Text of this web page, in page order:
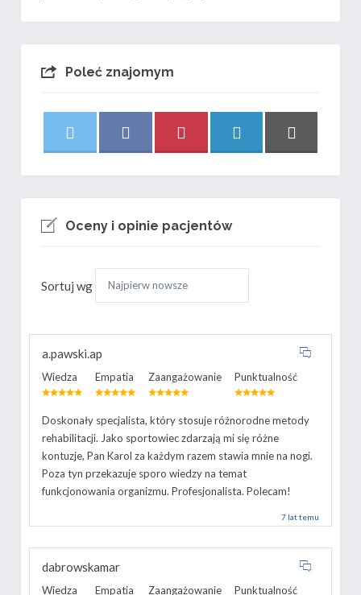
Poleć znajomym
on
(
t
r
a
o
k
i
r
s
i
n
m
Oceny i opinie pacjentów
Sortuj wg
a.pawski.ap
Wiedza Empatia Zaangażowanie Punktualność
Doskonały specjalista, który stosuje różnorodne metody
rehabilitacji. Jako sportowiec zdarzają mi się różne
kontuzje, Pan Karol za każdym razem stawia mnie na nogi.
Poza tyn przekazuje sporo wiedzy na temat
funkcjonowania organizmu. Profesjonalista. Polecam!
7 lat temu
dabrowskamar
Wiedza Empatia Zaangażowanie Punktualność